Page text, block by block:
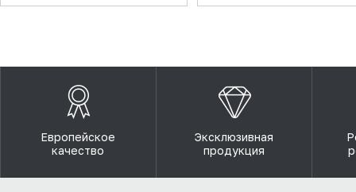
Европейское
качество
Эксклюзивная
продукция